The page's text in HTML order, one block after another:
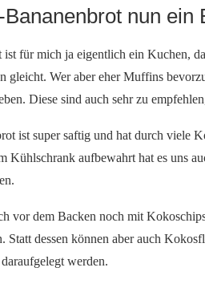
nun ein
ist für mich ja eigentlich ein Kuchen,
gleicht. Wer aber eher Muffins
Diese sind auch sehr zu
ist super saftig und hat durch viele
Kühlschrank aufbewahrt hat es uns
vor dem Backen noch mit
Statt dessen können aber auch
werden.